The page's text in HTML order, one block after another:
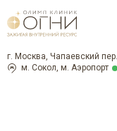
м. Сокол, м. Аэропорт
г. Москва, Чапаевский